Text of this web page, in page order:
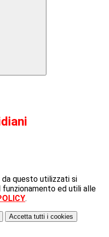
questo utilizzati si
funzionamento ed utili alle
.
Accetta tutti i cookies